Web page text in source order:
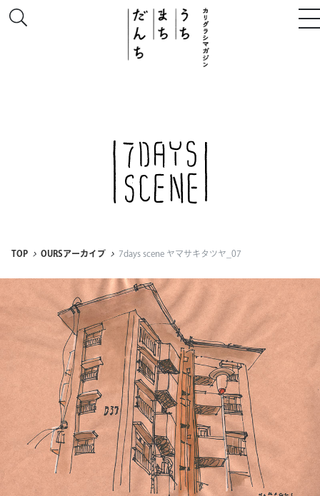
このサイトについて
# うち
# だんち
ちず
特集
連載
ジャーナル
タグ一覧
TOP OURSアーカイブ 7days scene ヤマサキタツヤ_07